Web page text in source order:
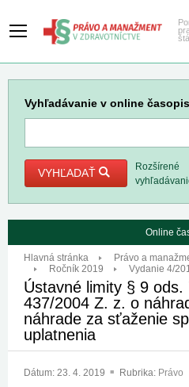
Vyhľadávanie v online
VYHĽADAŤ
Rozšírené
Online
Hlavná stránka
Právo a
Ročník 2019
Vydanie 4/
Ústavné limity § 9 ods.
437/2004 Z. z. o
náhrade za sťaženie
uplatnenia
Dátum: 23. 4. 2019 Rubrika: Právo